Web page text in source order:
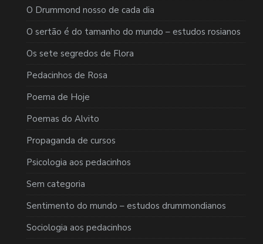
O Drummond nosso de cada dia
O sertão é do tamanho do mundo – estudos rosianos
Os sete segredos de Flora
Pedacinhos de Rosa
Poema de Hoje
Poemas do Alvito
Propaganda de cursos
Psicologia aos pedacinhos
Sem categoria
Sentimento do mundo – estudos drummondianos
Sociologia aos pedacinhos